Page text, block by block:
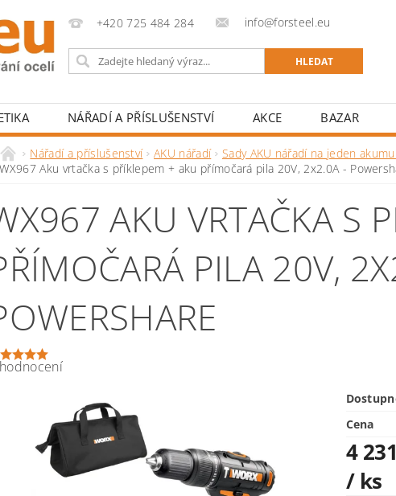
+420 725 484 284 info@forsteel.eu
NÁŘADÍ A PŘÍSLUŠENSTVÍ AKCE BAZAR
Nářadí a příslušenství AKU nářadí Sady AKU nářadí na jeden
WX967 Aku vrtačka s příklepem + aku přímočará pila 20V, 2x2.0A -
AKU VRTAČKA S
PILA 20V,
Cena
4
/ ks